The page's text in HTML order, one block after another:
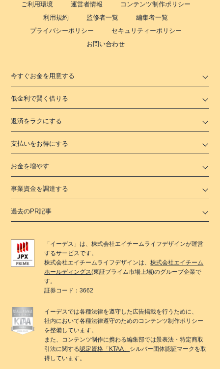
ご利用環境 運営者情報
コンテンツ制作ポリシー
利用規約
監修者一覧
編集者一覧
プライバシーポリシー
セキュリティーポリシー
お問い合わせ
今すぐお金を用意する
低金利で賢く借りる
返済をラクにする
支払いをお得にする
お金を増やす
事業資金を調達する
過去のPR記事
「 イーデス 」は、株式会社エイチームライフデザインが運営
するサービスです。
株式会社エイチームライフデザインは、株式会社エイチーム
ホールディングス(東証プライム市場上場)のグループ企業で
す。
証券コード：3662
イーデスでは各種法律を遵守した広告掲載を行うために、
社内において各種法律遵守のためのコンテンツ制作ポリシー
を整備しています。
また、コンテンツ制作に携わる編集部では景表法・特定商取
引法に関する認定資格「KTAA」 シルバー団体認証マークを取
得しています。